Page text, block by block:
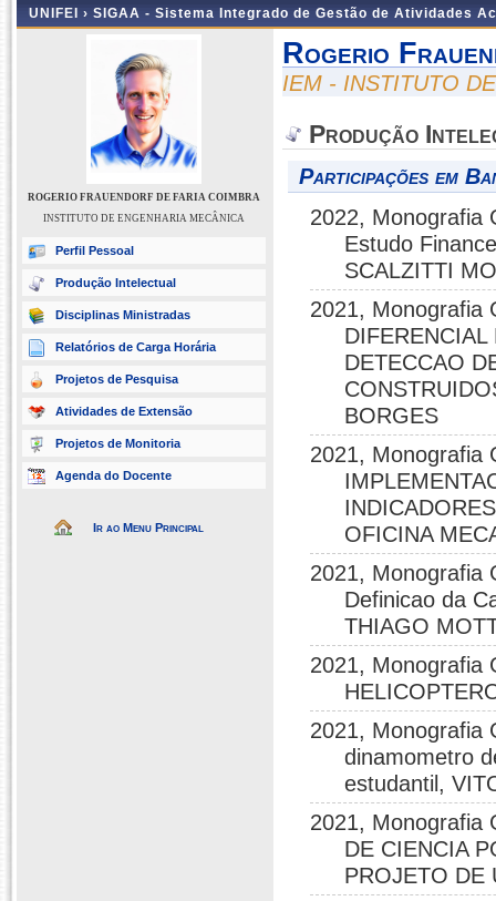
UNIFEI › SIGAA - Sistema Integrado de Gestão de Atividades
ROGERIO FRAUENDORF DE FARIA COIMBRA
INSTITUTO DE ENGENHARIA MECÂNICA
Perfil Pessoal
Produção Intelectual
Disciplinas Ministradas
Relatórios de Carga Horária
Projetos de Pesquisa
Atividades de Extensão
Projetos de Monitoria
Agenda do Docente
Ir ao Menu Principal
Rogerio
IEM - INSTITUTO
Produção
Participações em
2022, Monografia
Estudo
SCALZITTI
2021, Monografia
DETECCAO
BORGES
2021, Monografia
OFICINA
2021, Monografia
Definicao da
THIAGO
2021, Monografia
2021, Monografia
dinamometro
estudantil,
2021, Monografia
DE CIENCIA
PROJETO DE